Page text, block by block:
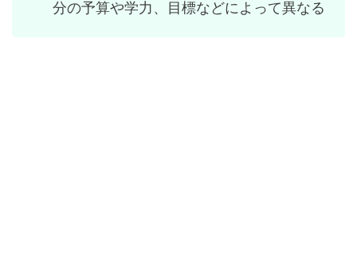
分の予算や学力、目標などによって異なる